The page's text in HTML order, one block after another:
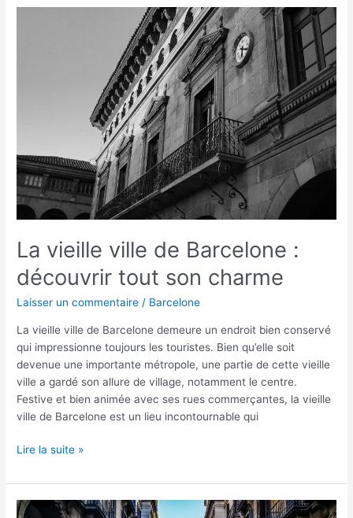
La vieille ville de Barcelone :
découvrir tout son charme
Laisser un commentaire / Barcelone
La vieille ville de Barcelone demeure un endroit bien conservé
qui impressionne toujours les touristes. Bien qu’elle soit
devenue une importante métropole, une partie de cette vieille
ville a gardé son allure de village, notamment le centre.
Festive et bien animée avec ses rues commerçantes, la vieille
ville de Barcelone est un lieu incontournable qui
son
charme
Lire la suite »
Visiter